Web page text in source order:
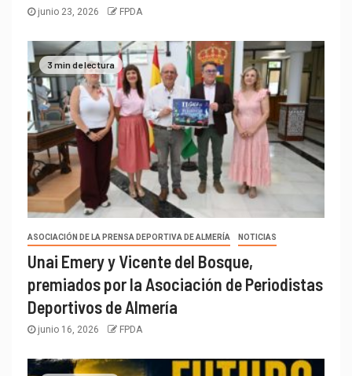
junio 23, 2026 FPDA
3 min de lectura
ASOCIACIÓN DE LA PRENSA DEPORTIVA DE ALMERÍA NOTICIAS
Unai Emery y Vicente del Bosque,
premiados por la Asociación de Periodistas
Deportivos de Almería
junio 16, 2026 FPDA